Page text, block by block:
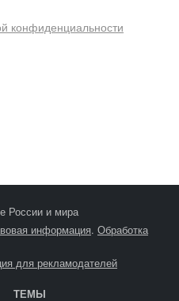
конфиденциальности
России и мира
информация. Обработка
для рекламодателей
ТЕМЫ